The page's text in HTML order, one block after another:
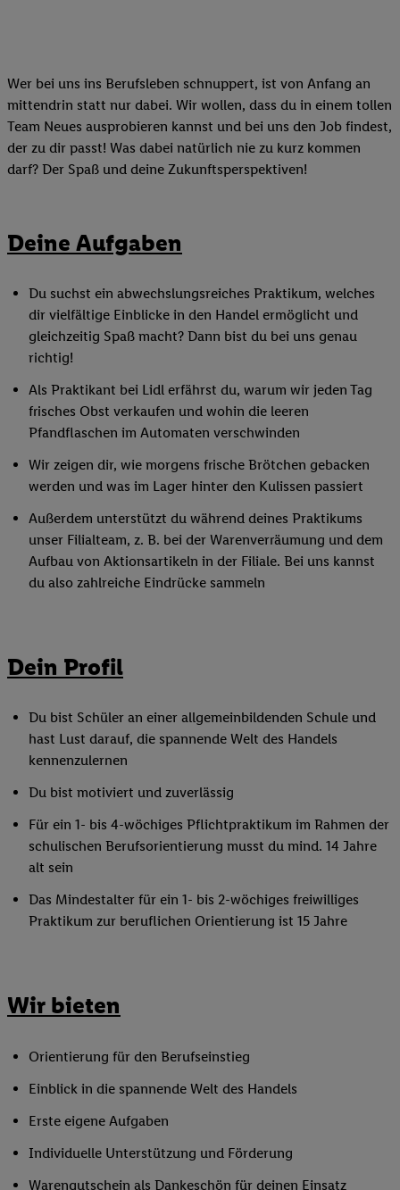
Wer bei uns ins Berufsleben schnuppert, ist von Anfang an
mittendrin statt nur dabei. Wir wollen, dass du in einem tollen
Team Neues ausprobieren kannst und bei uns den Job findest,
der zu dir passt! Was dabei natürlich nie zu kurz kommen
darf? Der Spaß und deine Zukunftsperspektiven!
Deine Aufgaben
Du suchst ein abwechslungsreiches Praktikum, welches
dir vielfältige Einblicke in den Handel ermöglicht und
gleichzeitig Spaß macht? Dann bist du bei uns genau
richtig!
Als Praktikant bei Lidl erfährst du, warum wir jeden Tag
frisches Obst verkaufen und wohin die leeren
Pfandflaschen im Automaten verschwinden
Wir zeigen dir, wie morgens frische Brötchen gebacken
werden und was im Lager hinter den Kulissen passiert
Außerdem unterstützt du während deines Praktikums
unser Filialteam, z. B. bei der Warenverräumung und dem
Aufbau von Aktionsartikeln in der Filiale. Bei uns kannst
du also zahlreiche Eindrücke sammeln
Dein Profil
Du bist Schüler an einer allgemeinbildenden Schule und
hast Lust darauf, die spannende Welt des Handels
kennenzulernen
Du bist motiviert und zuverlässig
Für ein 1- bis 4-wöchiges Pflichtpraktikum im Rahmen der
schulischen Berufsorientierung musst du mind. 14 Jahre
alt sein
Das Mindestalter für ein 1- bis 2-wöchiges freiwilliges
Praktikum zur beruflichen Orientierung ist 15 Jahre
Wir bieten
Orientierung für den Berufseinstieg
Einblick in die spannende Welt des Handels
Erste eigene Aufgaben
Individuelle Unterstützung und Förderung
Warengutschein als Dankeschön für deinen Einsatz